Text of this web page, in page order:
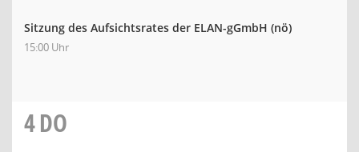
Sitzung des Aufsichtsrates der ELAN-gGmbH (nö)
15:00 Uhr
4DO